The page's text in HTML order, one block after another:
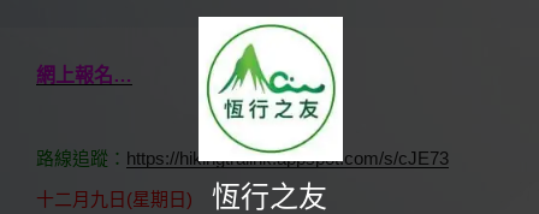
網上報名…
路線追蹤： https://hikingtrailhk.appspot.com/s/cJE73
十二月九日(星期日)
恆行之友